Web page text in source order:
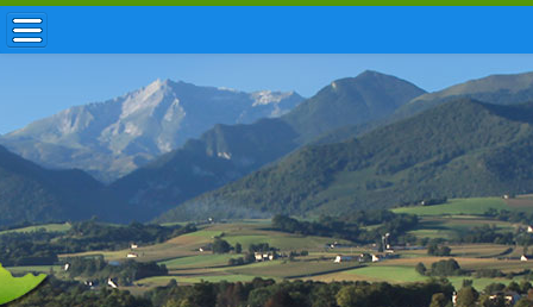
ACCUEIL / INFOS
MUNICIPALITÉ
VIE LOCALE
ENFANCE
TOURISME